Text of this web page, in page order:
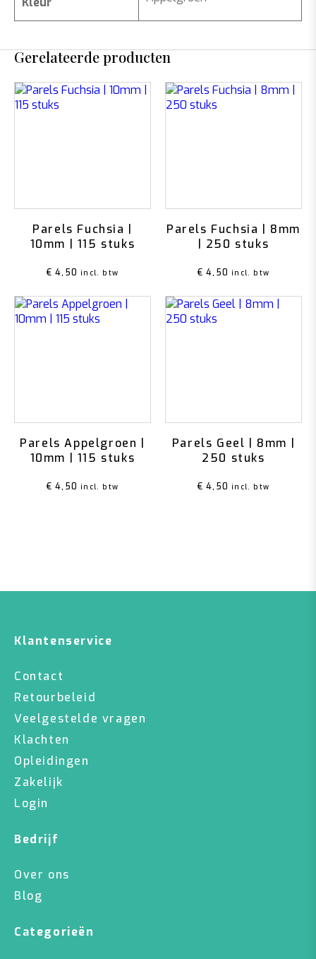
Gerelateerde producten
Parels Fuchsia |
10mm | 115 stuks
€ 4,50 incl. btw
Parels Fuchsia | 8mm
| 250 stuks
€ 4,50 incl. btw
Parels Appelgroen |
10mm | 115 stuks
€ 4,50 incl. btw
Parels Geel | 8mm |
250 stuks
€ 4,50 incl. btw
Klantenservice
Contact
Retourbeleid
Veelgestelde vragen
Klachten
Opleidingen
Zakelijk
Login
Bedrijf
Over ons
Blog
Categorieën